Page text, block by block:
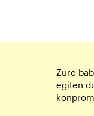
Zure
egiten